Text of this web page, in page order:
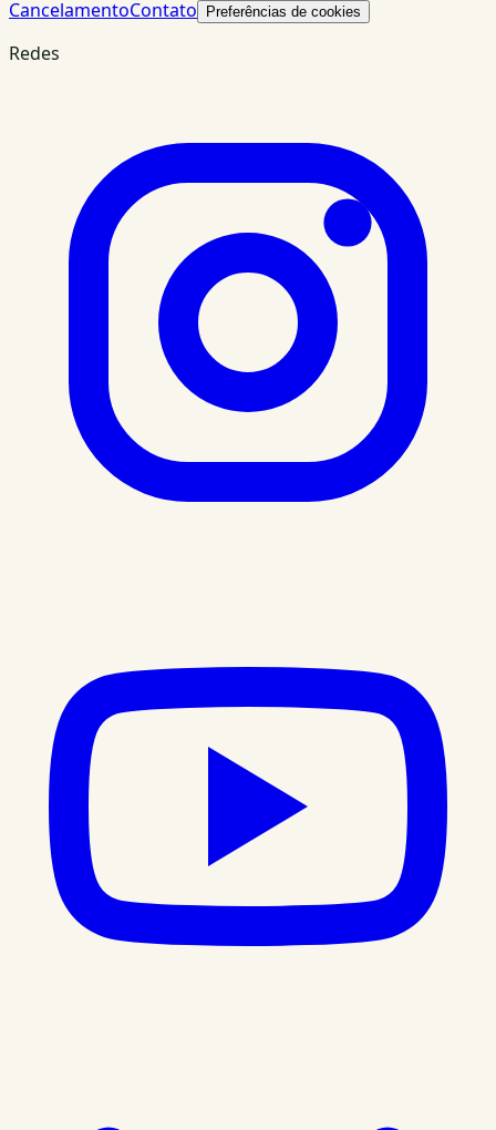
CancelamentoContato Preferências de cookies
Redes